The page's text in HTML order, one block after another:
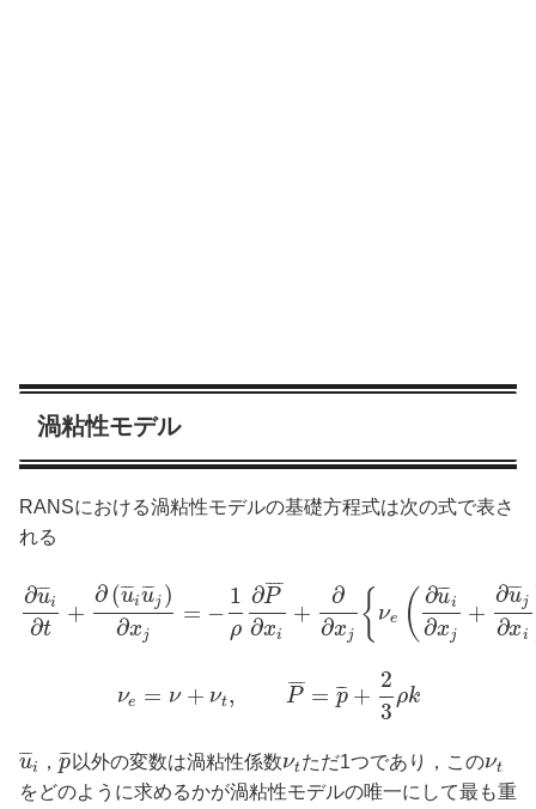
渦粘性モデル
RANSにおける渦粘性モデルの基礎方程式は次の式で表さ
れる
∂u
¯¯
¯
i
∂t
+
∂ (u
¯¯
¯
iu
¯¯
¯
j )
∂xj
= −
1
ρ
∂P
¯¯
¯¯
∂xi
+
∂
∂xj { νe ( ∂u
¯¯
¯
i
∂xj
+
∂u
¯¯
¯
j
∂xi
νe = ν + νt, P
¯¯
¯¯ = p
¯¯
¯ +
2
3
ρk
u
¯¯
¯
i ，p
¯¯
¯以外の変数は渦粘性係数νtただ1つであり，このνt
をどのように求めるかが渦粘性モデルの唯一にして最も重